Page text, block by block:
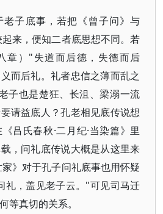
老子底事，若把《曾子问》与
起来，便知二者底思想不同。若
章）"失道而后德，失德而后
而后礼。礼者忠信之薄而乱之
子也是楚狂、长沮、梁溺一流
请益底人？孔老相见底传说想
吕氏春秋·二月纪·当染篇》里
，问礼底传说大概是从这里来
》对于孔子问礼底事也用怀疑
礼，盖见老子云。"可见司马迁
等真切的关系。